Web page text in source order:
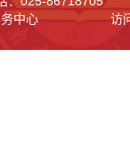
中心
访